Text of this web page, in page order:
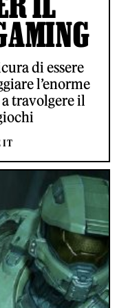
di essere
l’enorme
travolgere il
IT